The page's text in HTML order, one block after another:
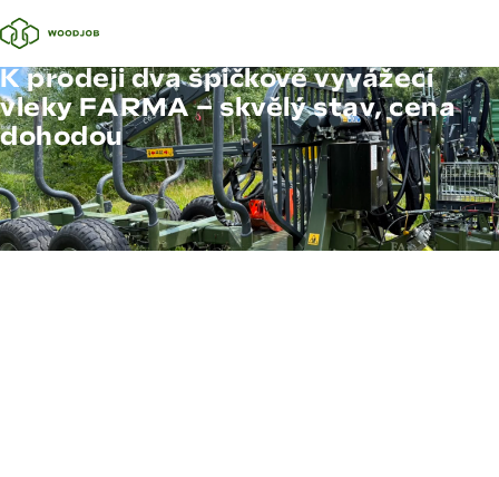
K prodeji dva špičkové vyvážecí
vleky FARMA – skvělý stav, cena
dohodou